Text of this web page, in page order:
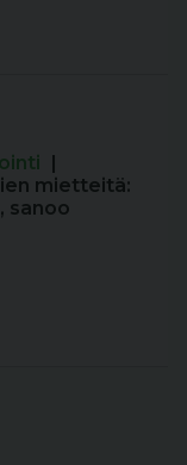
|
mietteitä:
sanoo